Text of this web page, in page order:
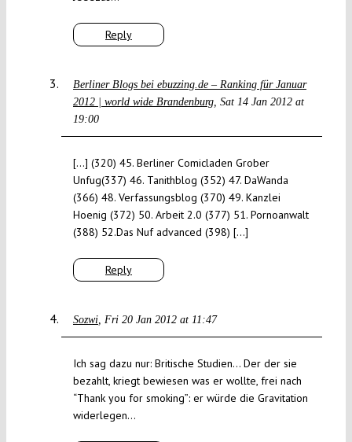
Reply
Berliner Blogs bei ebuzzing.de – Ranking für Januar
2012 | world wide Brandenburg Sat 14 Jan 2012 at
19:00
Reply
[…] (320) 45. Berliner Comicladen Grober
Unfug(337) 46. Tanithblog (352) 47. DaWanda
(366) 48. Verfassungsblog (370) 49. Kanzlei
Hoenig (372) 50. Arbeit 2.0 (377) 51. Pornoanwalt
(388) 52.Das Nuf advanced (398) […]
Sozwi Fri 20 Jan 2012 at 11:47
Ich sag dazu nur: Britische Studien… Der der sie
bezahlt, kriegt bewiesen was er wollte, frei nach
“Thank you for smoking”: er würde die Gravitation
widerlegen…